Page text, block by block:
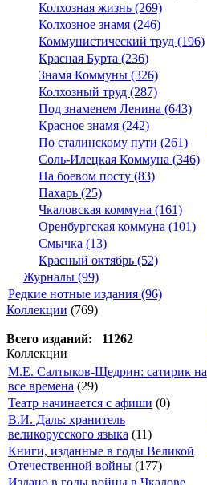
Колхозная жизнь (269)
Колхозное знамя (246)
Коммунистический труд (196)
Красная Бурта (236)
Знамя Коммуны (326)
Колхозный труд (287)
Под знаменем Ленина (643)
Красное знамя (242)
По сталинскому пути (261)
Соль-Илецкая Коммуна (346)
На боевом посту (83)
Пахарь (25)
Чкаловская коммуна (161)
Оренбургская коммуна (101)
Смычка (13)
Красный октябрь (52)
Журналы (99)
Редкие нотные издания (96)
Коллекции (769)
Всего изданий: 11262
Коллекции
М.Е. Салтыков-Щедрин: сатирик на
все времена (29)
Театр начинается с афиши (0)
В.И. Даль: хранитель
великорусского языка (11)
Книги, изданные в годы Великой
Отечественной войны (177)
Издано в годы войны в Чкалове